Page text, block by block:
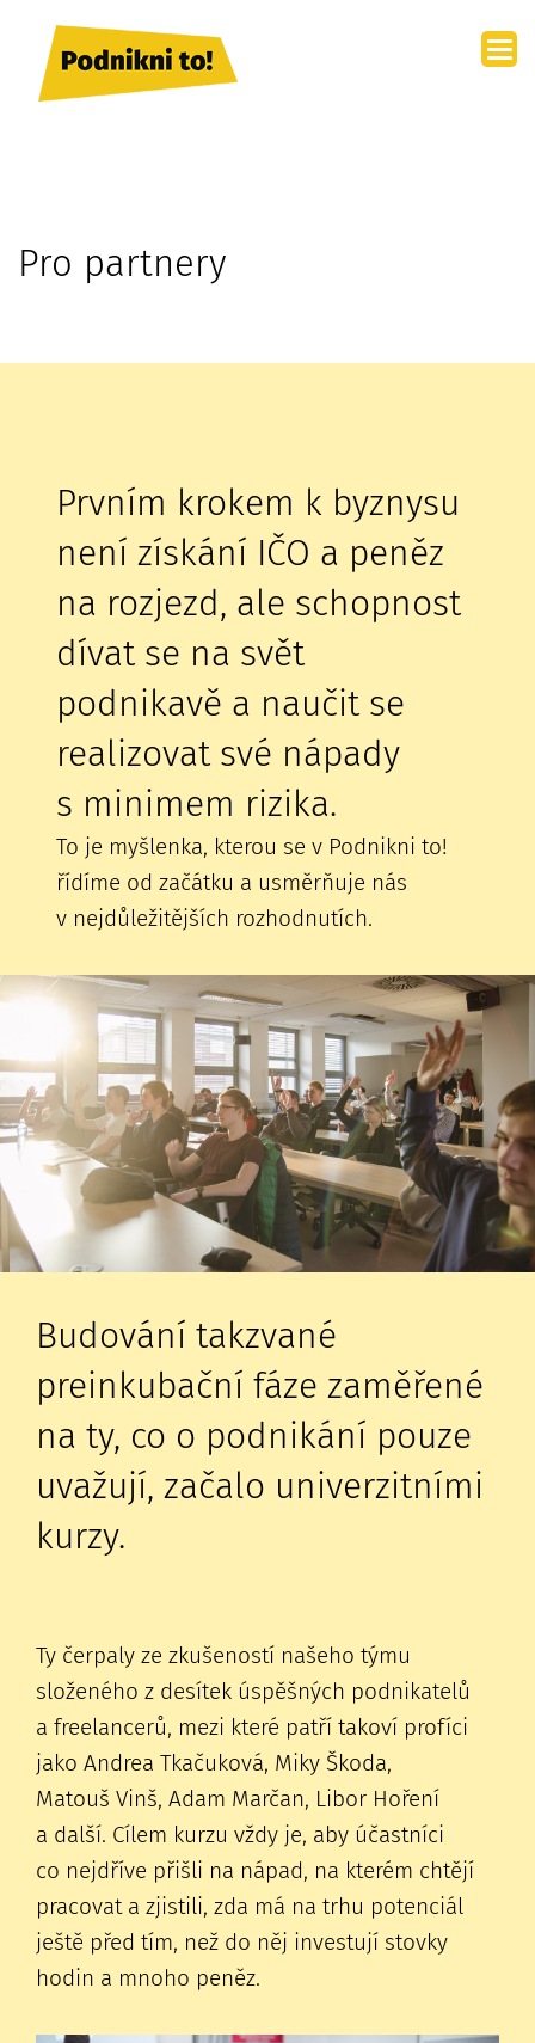
Pro partnery
Prvním krokem k byznysu
není získání IČO a peněz
na rozjezd, ale schopnost
dívat se na svět
podnikavě a naučit se
realizovat své nápady
s minimem rizika.
To je myšlenka, kterou se v Podnikni to!
řídíme od začátku a usměrňuje nás
v nejdůležitějších rozhodnutích.
Budování takzvané
preinkubační fáze zaměřené
na ty, co o podnikání pouze
uvažují, začalo univerzitními
kurzy.
Ty čerpaly ze zkušeností našeho týmu
složeného z desítek úspěšných podnikatelů
a freelancerů, mezi které patří takoví profíci
jako Andrea Tkačuková, Miky Škoda,
Matouš Vinš, Adam Marčan, Libor Hoření
a další. Cílem kurzu vždy je, aby účastníci
co nejdříve přišli na nápad, na kterém chtějí
pracovat a zjistili, zda má na trhu potenciál
ještě před tím, než do něj investují stovky
hodin a mnoho peněz.